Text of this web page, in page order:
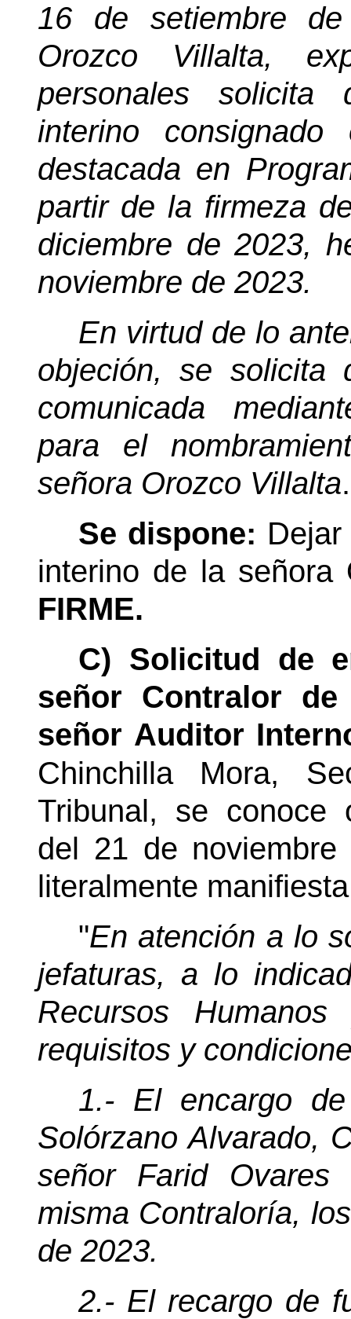
16 de setiembre
Orozco Villalta,
personales solicita
interino
destacada en
partir de la firmeza
diciembre de 2023,
noviembre de 2023.
En virtud de lo
objeción, se solicita
comunicada
para el
señora Orozco Villalta
Se dispone:
interino de la señora
FIRME.
C) Solicitud de
señor Contralor
señor Auditor
Chinchilla Mora,
Tribunal, se conoce
del 21 de
literalmente
"En atención a lo
jefaturas, a lo
Recursos
requisitos y
1.- El encargo
Solórzano Alvarado,
señor Farid
misma Contraloría,
de 2023.
2.- El recargo de